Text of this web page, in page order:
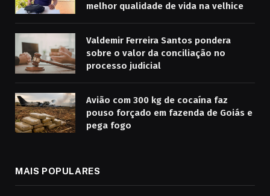
melhor qualidade de vida na velhice
Valdemir Ferreira Santos pondera
sobre o valor da conciliação no
processo judicial
Avião com 300 kg de cocaína faz
pouso forçado em fazenda de Goiás e
pega fogo
MAIS POPULARES